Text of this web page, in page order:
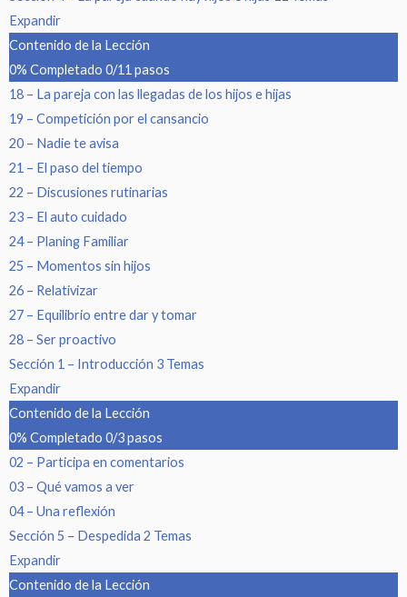
Expandir
Contenido de la Lección
0% Completado 0/11 pasos
18 – La pareja con las llegadas de los hijos e hijas
19 – Competición por el cansancio
20 – Nadie te avisa
21 – El paso del tiempo
22 – Discusiones rutinarias
23 – El auto cuidado
24 – Planing Familiar
25 – Momentos sin hijos
26 – Relativizar
27 – Equilibrio entre dar y tomar
28 – Ser proactivo
Sección 1 – Introducción 3 Temas
Expandir
Contenido de la Lección
0% Completado 0/3 pasos
02 – Participa en comentarios
03 – Qué vamos a ver
04 – Una reflexión
Sección 5 – Despedida 2 Temas
Expandir
Contenido de la Lección